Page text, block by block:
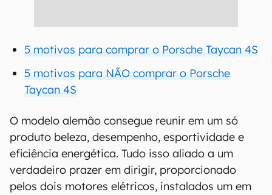
5 motivos para comprar o Porsche Taycan 4S
5 motivos para NÃO comprar o Porsche
Taycan 4S
O modelo alemão consegue reunir em um só
produto beleza, desempenho, esportividade e
eficiência energética. Tudo isso aliado a um
verdadeiro prazer em dirigir, proporcionado
pelos dois motores elétricos, instalados um em